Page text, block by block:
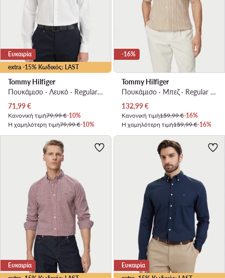
extra -15% Κωδικός: LAST
Ευκαιρία
Tommy Hilfiger
Πουκάμισο · Λευκό · Regular Fit
Τρέχουσα τιμή
71,99€
Κανονική τιμή79,99 €-10%
Η χαμηλότερη τιμή79,99 €-10%
-16%
Tommy Hilfiger
Πουκάμισο · Μπεζ · Regular Fit
Τρέχουσα τιμή
132,99€
Κανονική τιμή159,99 €-16%
Η χαμηλότερη τιμή159,99 €-16%
Ευκαιρία
Ευκαιρία